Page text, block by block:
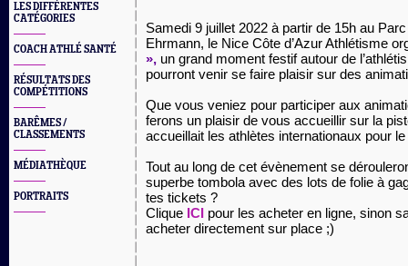
LES DIFFÉRENTES
CATÉGORIES
COACH ATHLÉ SANTÉ
RÉSULTATS DES
COMPÉTITIONS
BARÊMES /
CLASSEMENTS
MÉDIATHÈQUE
PORTRAITS
Samedi 9 juillet 2022 à partir de 15h au
Ehrmann, le Nice Côte d’Azur Athlétisme
», un grand moment festif autour de
pourront venir se faire plaisir sur des
Que vous veniez pour participer aux
ferons un plaisir de vous accueillir sur la
accueillait les athlètes internationaux pour
Tout au long de cet évènement se
superbe tombola avec des lots de folie à
tes tickets ?
Clique ICI pour les acheter en ligne, sinon
acheter directement sur place ;)